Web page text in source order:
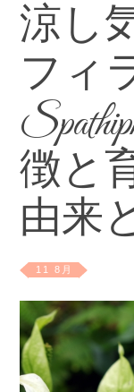
涼し
フィ
徴と
由来
11 8月